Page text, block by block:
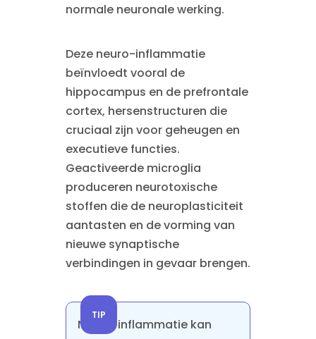
normale neuronale werking.
Deze neuro-inflammatie
beïnvloedt vooral de
hippocampus en de prefrontale
cortex, hersenstructuren die
cruciaal zijn voor geheugen en
executieve functies.
Geactiveerde microglia
produceren neurotoxische
stoffen die de neuroplasticiteit
aantasten en de vorming van
nieuwe synaptische
verbindingen in gevaar brengen.
TIP
Neuro-inflammatie kan